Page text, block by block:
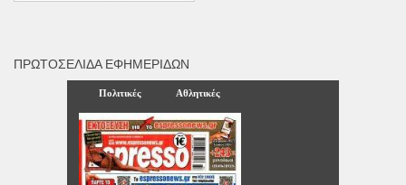
ΠΡΩΤΟΣΈΛΙΔΑ ΕΦΗΜΕΡΊΔΩΝ